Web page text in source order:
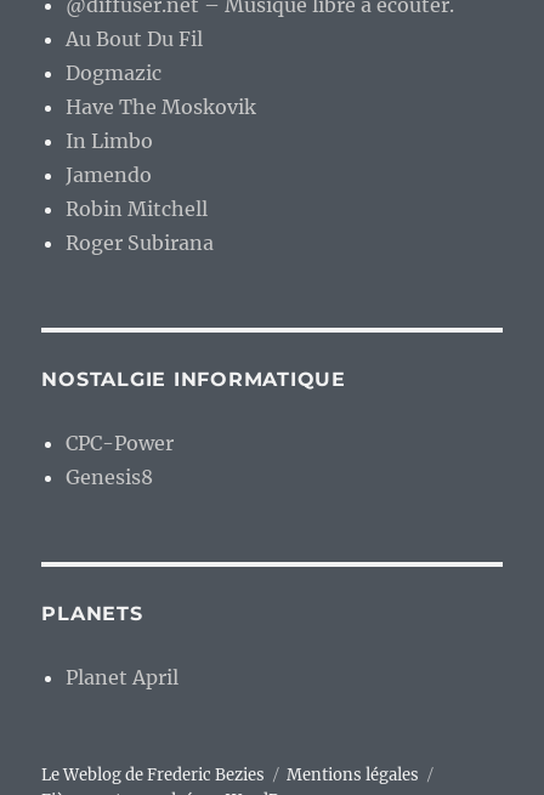
@diffuser.net – Musique libre à écouter.
Au Bout Du Fil
Dogmazic
Have The Moskovik
In Limbo
Jamendo
Robin Mitchell
Roger Subirana
NOSTALGIE INFORMATIQUE
CPC-Power
Genesis8
PLANETS
Planet April
Le Weblog de Frederic Bezies
Mentions légales